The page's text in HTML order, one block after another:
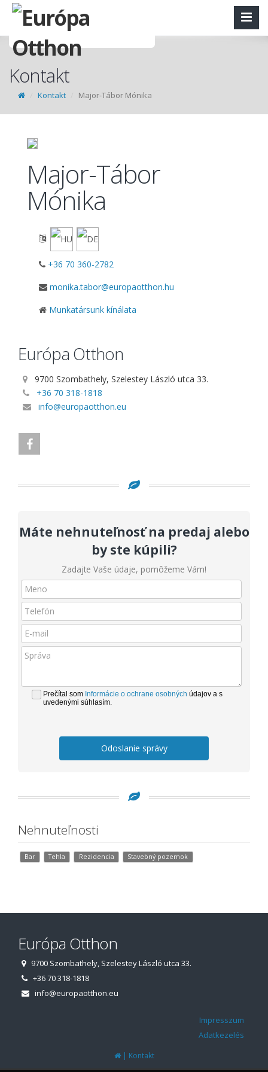
Kontakt
Kontakt Major-Tábor Mónika
Major-Tábor
Mónika
+36 70 360-2782
monika.tabor@europaotthon.hu
Munkatársunk kínálata
Európa Otthon
9700 Szombathely, Szelestey László utca 33.
+36 70 318-1818
info@europaotthon.eu
Máte nehnuteľnosť na predaj alebo
by ste kúpili?
Zadajte Vaše údaje, pomôžeme Vám!
Prečítal som Informácie o ochrane osobných údajov a s
uvedenými súhlasím.
Odoslanie správy
Nehnuteľnosti
Bar Tehla Rezidencia Stavebný pozemok
Európa Otthon
9700 Szombathely, Szelestey László utca 33.
+36 70 318-1818
info@europaotthon.eu
Impresszum
Adatkezelés
| Kontakt